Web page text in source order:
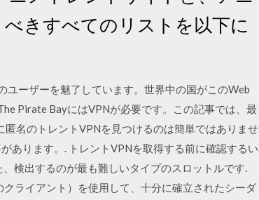
きすべてのリストを以下に
ーザーを魅了しています。世界中の国がこのWeb
Pirate BayにはVPNが必要です。この記事では、最
名のトレントVPNを見つけるのは簡単ではありませ
あります。. トレントVPNを取得する前に確認するい
検出するのが最も難しいタイプのスロットルです.
ライアント）を使用して、十分に確立されたシーダ